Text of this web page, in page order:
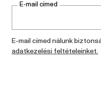
E-mail címed
E-mail címed nálunk
adatkezelési feltételeinket.